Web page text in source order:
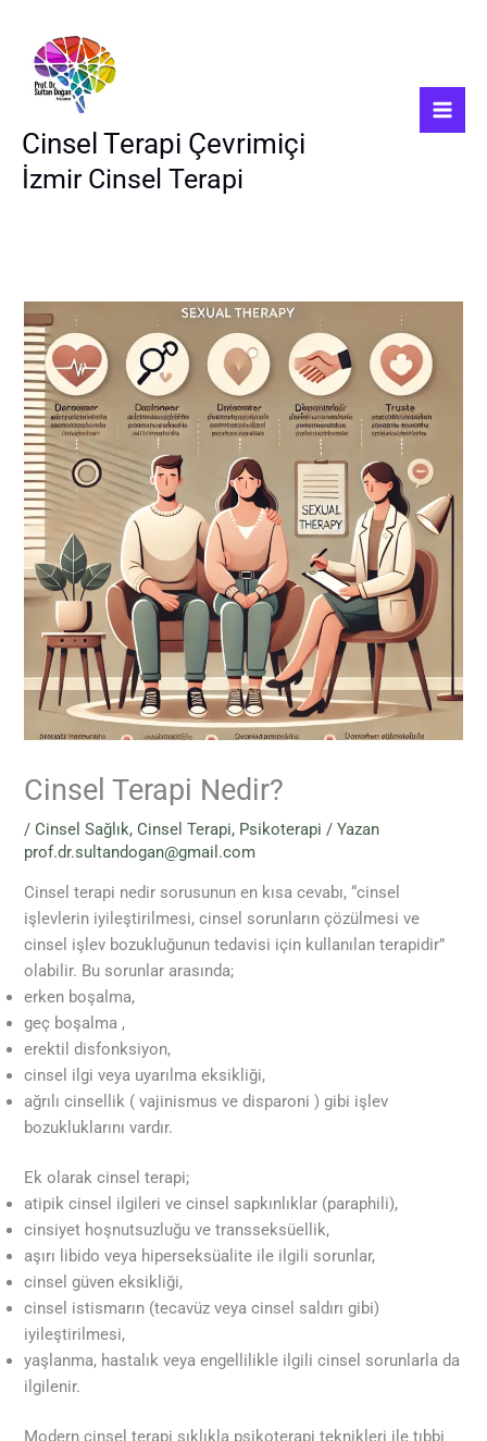
Cinsel Terapi Çevrimiçi
İzmir Cinsel Terapi
Cinsel Terapi Nedir?
/Cinsel Sağlık,Cinsel Terapi, Psikoterapi / Yazan
prof.dr.sultandogan@gmail.com
Cinsel terapi nedir sorusunun en kısa cevabı, “cinsel
işlevlerin iyileştirilmesi, cinsel sorunların çözülmesi ve
cinsel işlev bozukluğunun tedavisi için kullanılan terapidir”
olabilir. Bu sorunlar arasında;
erken boşalma,
geç boşalma ,
erektil disfonksiyon,
cinsel ilgi veya uyarılma eksikliği,
ağrılı cinsellik ( vajinismus ve disparoni ) gibi işlev
bozukluklarını vardır.
Ek olarak cinsel terapi;
atipik cinsel ilgileri ve cinsel sapkınlıklar (paraphili),
cinsiyet hoşnutsuzluğu ve transseksüellik,
aşırı libido veya hiperseksüalite ile ilgili sorunlar,
cinsel güven eksikliği,
cinsel istismarın (tecavüz veya cinsel saldırı gibi)
iyileştirilmesi,
yaşlanma, hastalık veya engellilikle ilgili cinsel sorunlarla da
ilgilenir.
Modern cinsel terapi sıklıkla psikoterapi teknikleri ile tıbbi